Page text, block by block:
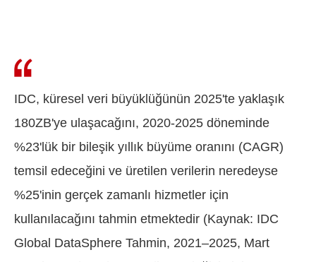
IDC, küresel veri büyüklüğünün 2025'te yaklaşık
180ZB'ye ulaşacağını, 2020-2025 döneminde
%23'lük bir bileşik yıllık büyüme oranını (CAGR)
temsil edeceğini ve üretilen verilerin neredeyse
%25'inin gerçek zamanlı hizmetler için
kullanılacağını tahmin etmektedir (Kaynak: IDC
Global DataSphere Tahmin, 2021–2025, Mart